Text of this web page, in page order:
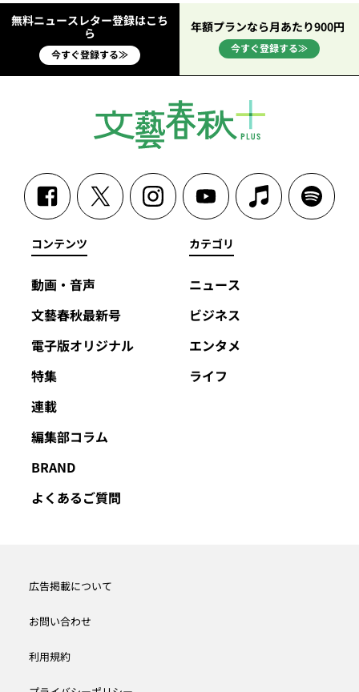
無料ニュースレター登録はこち
ら
今すぐ登録する≫
年額プランなら月あたり900円
今すぐ登録する≫
コンテンツ
動画・音声
文藝春秋最新号
電子版オリジナル
特集
連載
編集部コラム
BRAND
よくあるご質問
カテゴリ
ニュース
ビジネス
エンタメ
ライフ
広告掲載について
お問い合わせ
利用規約